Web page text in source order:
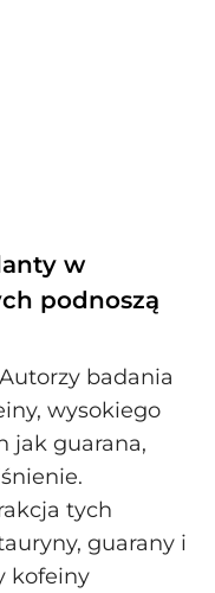
w
podnoszą
badania
wysokiego
jak guarana,
tych
guarany i
kofeiny